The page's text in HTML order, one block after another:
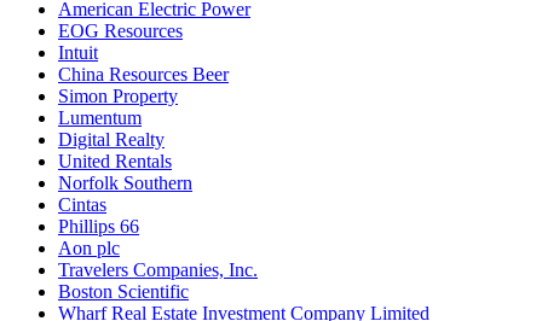
American Electric Power
EOG Resources
Intuit
China Resources Beer
Simon Property
Lumentum
Digital Realty
United Rentals
Norfolk Southern
Cintas
Phillips 66
Aon plc
Travelers Companies, Inc.
Boston Scientific
Wharf Real Estate Investment Company Limited